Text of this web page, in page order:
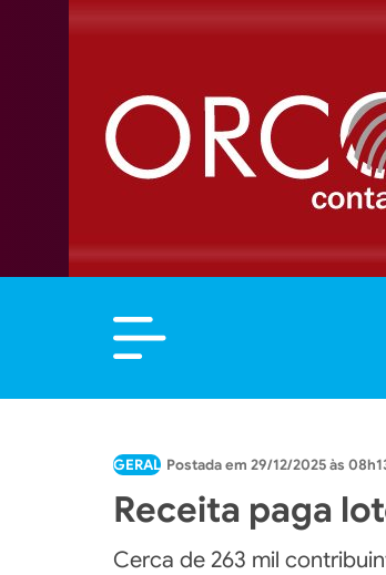
GERAL 29/12/2025 às
Receita paga
Cerca de 263 mil